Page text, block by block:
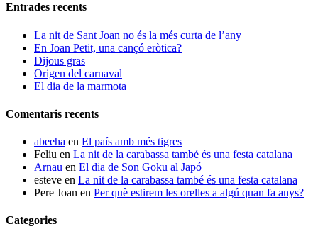
Entrades recents
La nit de Sant Joan no és la més curta de l’any
En Joan Petit, una cançó eròtica?
Dijous gras
Origen del carnaval
El dia de la marmota
Comentaris recents
abeeha en El país amb més tigres
Feliu en La nit de la carabassa també és una festa catalana
Arnau en El dia de Son Goku al Japó
esteve en La nit de la carabassa també és una festa catalana
Pere Joan en Per què estirem les orelles a algú quan fa anys?
Categories